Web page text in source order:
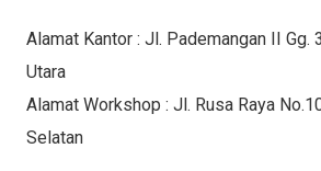
Alamat Kantor : Jl. Pademangan II Gg.
Utara
Alamat Workshop : Jl. Rusa Raya
Selatan